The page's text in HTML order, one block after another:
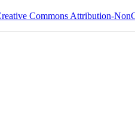
Commons Attribution-